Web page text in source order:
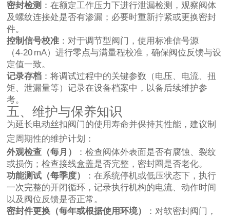
密封检测 ：在额定工作压力下进行泄漏检测，观察阀体
及螺纹连接处是否有渗漏；必要时重新拧紧或更换密封
件。
控制信号校准 ：对于调节型阀门，使用标准信号源
（4‑20 mA）进行零点与满量程校准，确保阀位反馈与设
定值一致。
记录存档 ：将调试过程中的关键参数（电压、电流、扭
矩、泄漏量等）记录在设备档案中，以备后续维护参
考。
五、维护与保养知识
为延长电动丝扣阀门的使用寿命并保持其性能，建议制
定周期性的维护计划：
外观检查（每月）
：检查阀体外表面是否有腐蚀、裂纹
或损伤；检查接线盒盖是否完整，密封圈是否老化。
功能测试（每季度）
：在系统停机或低压状态下，执行
一次完整的开闭循环，记录执行机构的电流、动作时间
以及阀位反馈是否正常。
密封件更换（每年或根据使用环境）
：对软密封阀门，